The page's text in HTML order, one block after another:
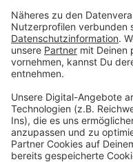
Corona-Lage in
auffällig
Sieben-Tage-
leicht angestiegen
WHO und Unicef
wegen Corona